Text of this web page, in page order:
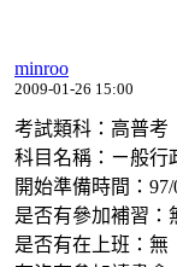
minroo
2009-01-26 15:00
考試類科：高普考
科目名稱：ㄧ般行
開始準備時間：97/
是否有參加補習：
是否有在上班：無